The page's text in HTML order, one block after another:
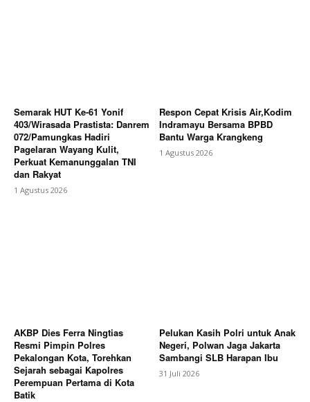
Semarak HUT Ke-61 Yonif
403/Wirasada Prastista: Danrem
072/Pamungkas Hadiri
Pagelaran Wayang Kulit,
Perkuat Kemanunggalan TNI
dan Rakyat
1 Agustus 2026
Respon Cepat Krisis Air,Kodim
Indramayu Bersama BPBD
Bantu Warga Krangkeng
1 Agustus 2026
AKBP Dies Ferra Ningtias
Resmi Pimpin Polres
Pekalongan Kota, Torehkan
Sejarah sebagai Kapolres
Perempuan Pertama di Kota
Batik
Pelukan Kasih Polri untuk Anak
Negeri, Polwan Jaga Jakarta
Sambangi SLB Harapan Ibu
31 Juli 2026